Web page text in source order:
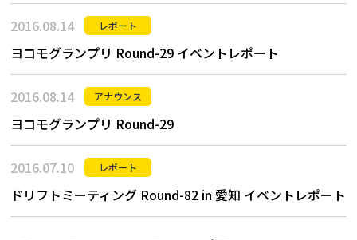
2016.08.14 レポート
ヨコモグランプリ Round-29 イベントレポート
2016.08.14 アナウンス
ヨコモグランプリ Round-29
2016.07.10 レポート
ドリフトミーティング Round-82 in 愛知 イベントレポート